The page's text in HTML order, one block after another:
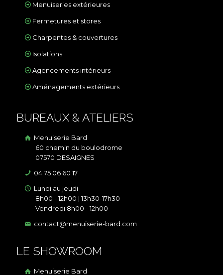
Menuiseries extérieures
Fermetures et stores
Charpentes & couvertures
Isolations
Agencements intérieurs
Aménagements extérieurs
BUREAUX & ATELIERS
Menuiserie Bard
60 chemin du boulodrome
07570 DESAIGNES
04 75 06 60 17
Lundi au jeudi
8h00 - 12h00 | 13h30-17h30
Vendredi 8h00 - 12h00
contact@menuiserie-bard.com
LE SHOWROOM
Menuiserie Bard